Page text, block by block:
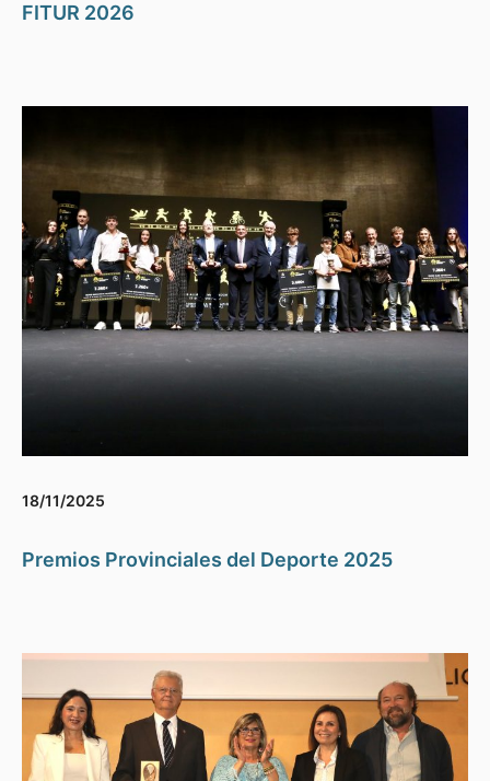
FITUR 2026
18/11/2025
Premios Provinciales del Deporte 2025